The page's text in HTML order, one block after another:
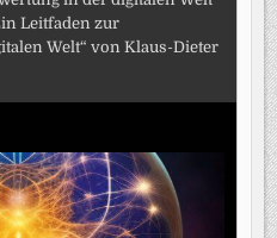
Leitfaden zur
Welt“ von Klaus-Dieter